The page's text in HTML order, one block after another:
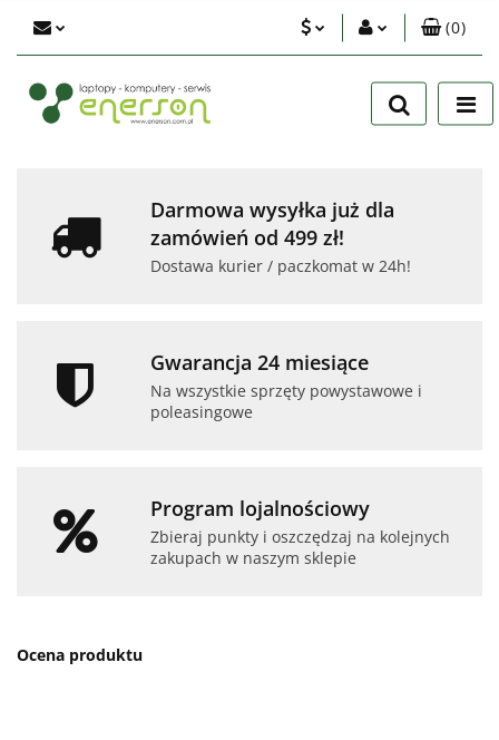
Zaloguj się
Zarejestruj się
(0)
Darmowa wysyłka już dla
zamówień od 499 zł!
Dostawa kurier / paczkomat w 24h!
Gwarancja 24 miesiące
Na wszystkie sprzęty powystawowe i
poleasingowe
Program lojalnościowy
Zbieraj punkty i oszczędzaj na kolejnych
zakupach w naszym sklepie
Ocena produktu